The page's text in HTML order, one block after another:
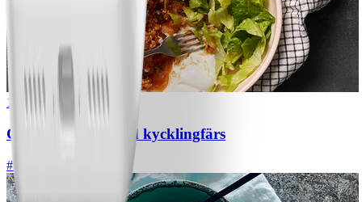
1
Chili con carne med kycklingfärs
#